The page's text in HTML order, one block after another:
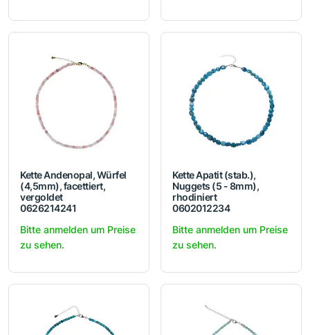
Kette Andenopal, Würfel
(4,5mm), facettiert,
vergoldet
0626214241
Bitte anmelden um Preise
zu sehen.
Kette Apatit (stab.),
Nuggets (5 - 8mm),
rhodiniert
0602012234
Bitte anmelden um Preise
zu sehen.